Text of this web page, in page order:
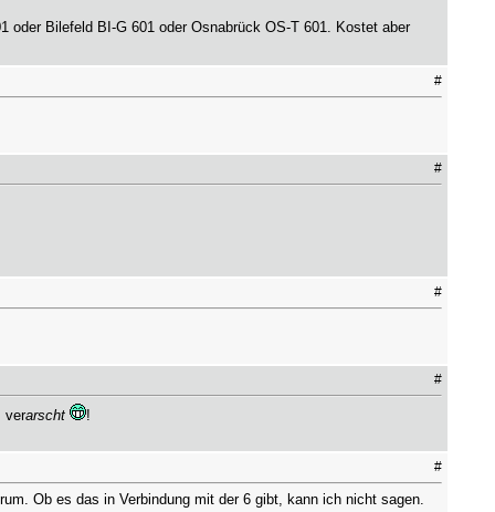
Bilefeld BI-G 601 oder Osnabrück OS-T 601. Kostet aber
#
#
#
#
verarscht !
#
Ob es das in Verbindung mit der 6 gibt, kann ich nicht sagen.